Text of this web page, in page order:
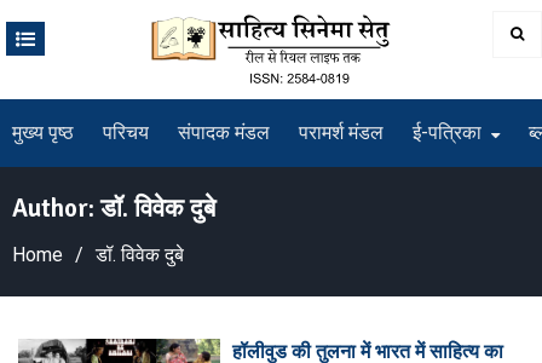
मुख्य पृष्ठ परिचय संपादक मंडल परामर्श मंडल ई-पत्रिका
Author:डॉ. विवेक दुबे
Home डॉ. विवेक दुबे
हॉलीवुड की तुलना में भारत में साहित्य का